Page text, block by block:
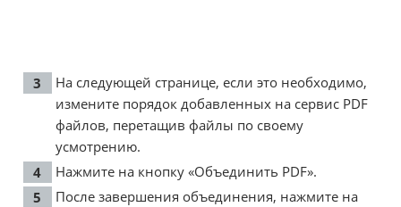
На следующей странице, если это необходимо,
измените порядок добавленных на сервис PDF
файлов, перетащив файлы по своему
усмотрению.
Нажмите на кнопку «Объединить PDF».
После завершения объединения, нажмите на